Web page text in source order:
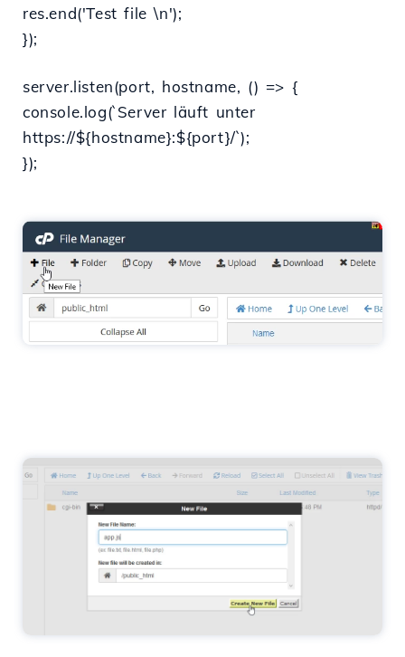
res.end('Test file \n');
});
server.listen(port, hostname, () => {
console.log(`Server läuft unter
https://${hostname}:${port}/`);
});